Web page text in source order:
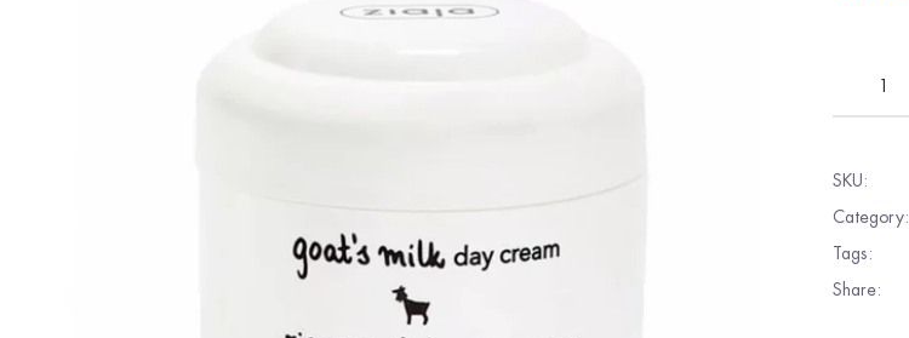
SKU:
Category:
Tags:
Share: